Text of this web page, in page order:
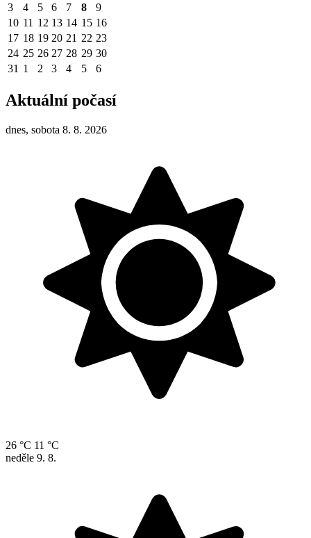
3
4 5 6 7 8
9
10 11 12 13 14 15 16
17 18 19 20 21 22 23
24 25 26 27 28 29 30
31 1 2 3 4 5 6
Aktuální počasí
dnes, sobota 8. 8. 2026
26 °C 11 °C
neděle 9. 8.